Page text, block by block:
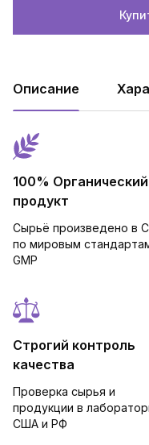
Описание
100% Органический
продукт
Сырьё произведено в
по мировым
GMP
Строгий контроль
качества
Проверка сырья и
продукции в
США и РФ